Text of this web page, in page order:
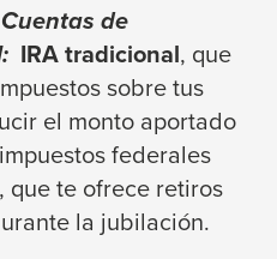
de
IRA tradicional, que
sobre tus
el monto aportado
federales
, que te ofrece retiros
la jubilación.